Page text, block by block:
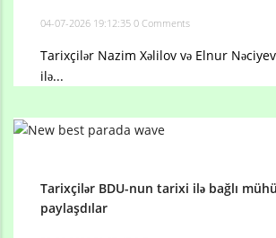
04-07-2026 19:12:35 0 Comments
Tarixçilər Nazim Xəlilov və Elnur
ilə...
Tarixçilər BDU-nun tarixi ilə bağlı
paylaşdılar